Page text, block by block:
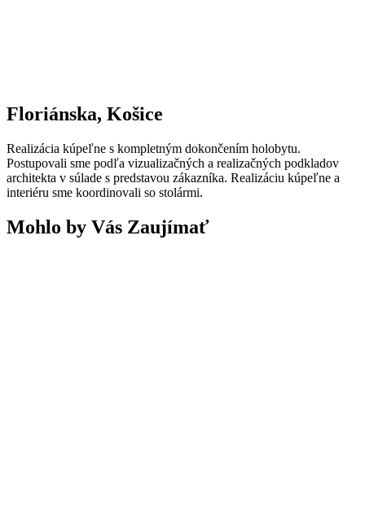
Floriánska, Košice
Realizácia kúpeľne s kompletným dokončením holobytu.
Postupovali sme podľa vizualizačných a realizačných podkladov
architekta v súlade s predstavou zákazníka. Realizáciu kúpeľne a
interiéru sme koordinovali so stolármi.
Mohlo by Vás Zaujímať